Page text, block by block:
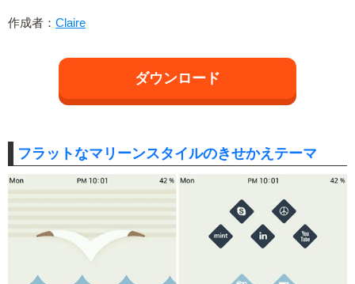
作成者： Claire
ダウンロード
フラットなマリーンスタイルのきせかえテーマ